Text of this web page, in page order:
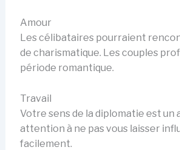
Amour
Les célibataires pourraient
de charismatique. Les couples
période romantique.
Travail
Votre sens de la diplomatie est un
attention à ne pas vous laisser
facilement.